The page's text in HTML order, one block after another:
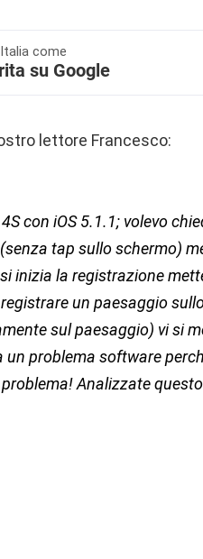
come
su Google
lettore Francesco:
con iOS 5.1.1; volevo
tap sullo schermo)
inizia la registrazione
un paesaggio
sul paesaggio) vi si
un problema software
Analizzate